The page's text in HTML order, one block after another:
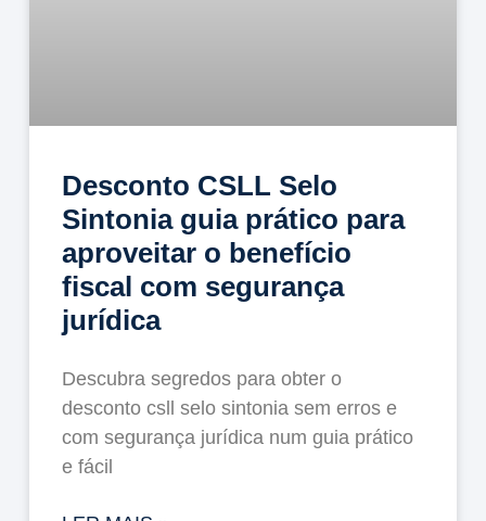
Desconto CSLL Selo
Sintonia guia prático para
aproveitar o benefício
fiscal com segurança
jurídica
Descubra segredos para obter o
desconto csll selo sintonia sem erros e
com segurança jurídica num guia prático
e fácil